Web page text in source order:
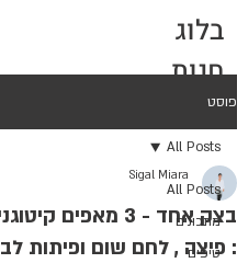
בלוג
חנות
צור קשרפוסט
All Posts
מתכונים
טיפים
All Posts
בצק אחד - 3 מאפים
: פיצה , לחם שום ופיתות
Sigal Miara